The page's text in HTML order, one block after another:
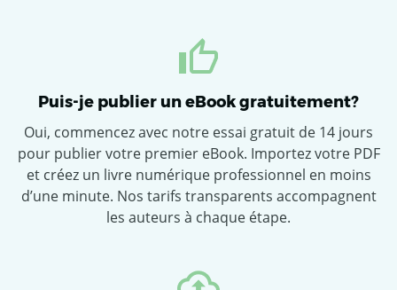
Puis-je publier un eBook gratuitement?
Oui, commencez avec notre essai gratuit de 14 jours
pour publier votre premier eBook. Importez votre PDF
et créez un livre numérique professionnel en moins
d’une minute. Nos tarifs transparents accompagnent
les auteurs à chaque étape.